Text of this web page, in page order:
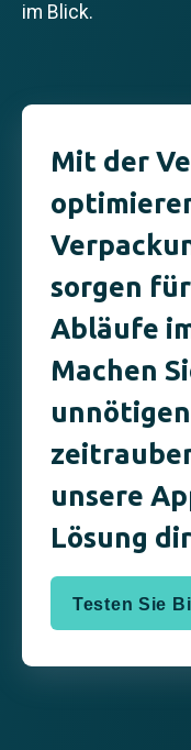
im Blick.
Mit der
sorgen
Abläufe
Machen
unsere
Lösung
Testen Sie